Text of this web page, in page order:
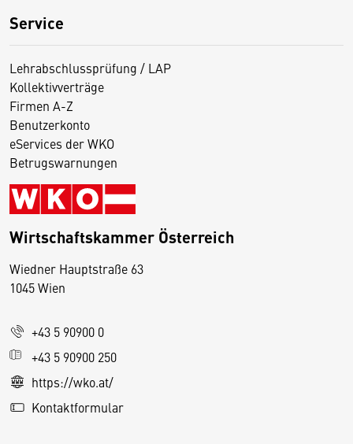
Service
Lehrabschlussprüfung / LAP
Kollektivverträge
Firmen A-Z
Benutzerkonto
eServices der WKO
Betrugswarnungen
Wirtschaftskammer Österreich
Wiedner Hauptstraße 63
1045 Wien
+43 5 90900 0
+43 5 90900 250
https://wko.at/
Kontaktformular
D
s
e
S
e